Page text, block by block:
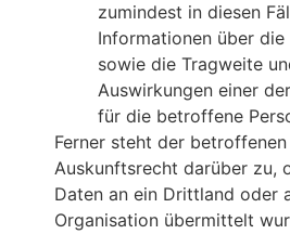
zumindest in diesen
Informationen über
sowie die Tragweite
Auswirkungen einer
für die betroffene
Ferner steht der
Auskunftsrecht darüber zu,
Daten an ein Drittland oder
Organisation übermittelt